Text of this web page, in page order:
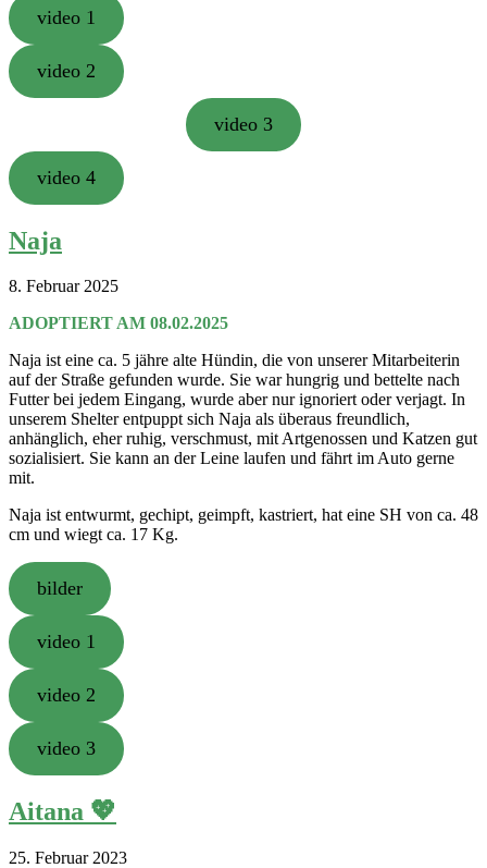
video 1
video 2
video 3
video 4
Naja
8. Februar 2025
ADOPTIERT AM 08.02.2025
Naja ist eine ca. 5 jähre alte Hündin, die von unserer Mitarbeiterin
auf der Straße gefunden wurde. Sie war hungrig und bettelte nach
Futter bei jedem Eingang, wurde aber nur ignoriert oder verjagt. In
unserem Shelter entpuppt sich Naja als überaus freundlich,
anhänglich, eher ruhig, verschmust, mit Artgenossen und Katzen gut
sozialisiert. Sie kann an der Leine laufen und fährt im Auto gerne
mit.
Naja ist entwurmt, gechipt, geimpft, kastriert, hat eine SH von ca. 48
cm und wiegt ca. 17 Kg.
bilder
video 1
video 2
video 3
Aitana 💖
25. Februar 2023